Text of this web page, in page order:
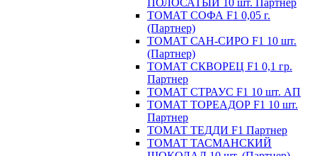
ПОЛОСАТЫЙ 10 шт. Партнер
ТОМАТ СОФА F1 0,05 г.
(Партнер)
ТОМАТ САН-СИРО F1 10 шт.
(Партнер)
ТОМАТ СКВОРЕЦ F1 0,1 гр.
Партнер
ТОМАТ СТРАУС F1 10 шт. АП
ТОМАТ ТОРЕАДОР F1 10 шт.
Партнер
ТОМАТ ТЕДДИ F1 Партнер
ТОМАТ ТАСМАНСКИЙ